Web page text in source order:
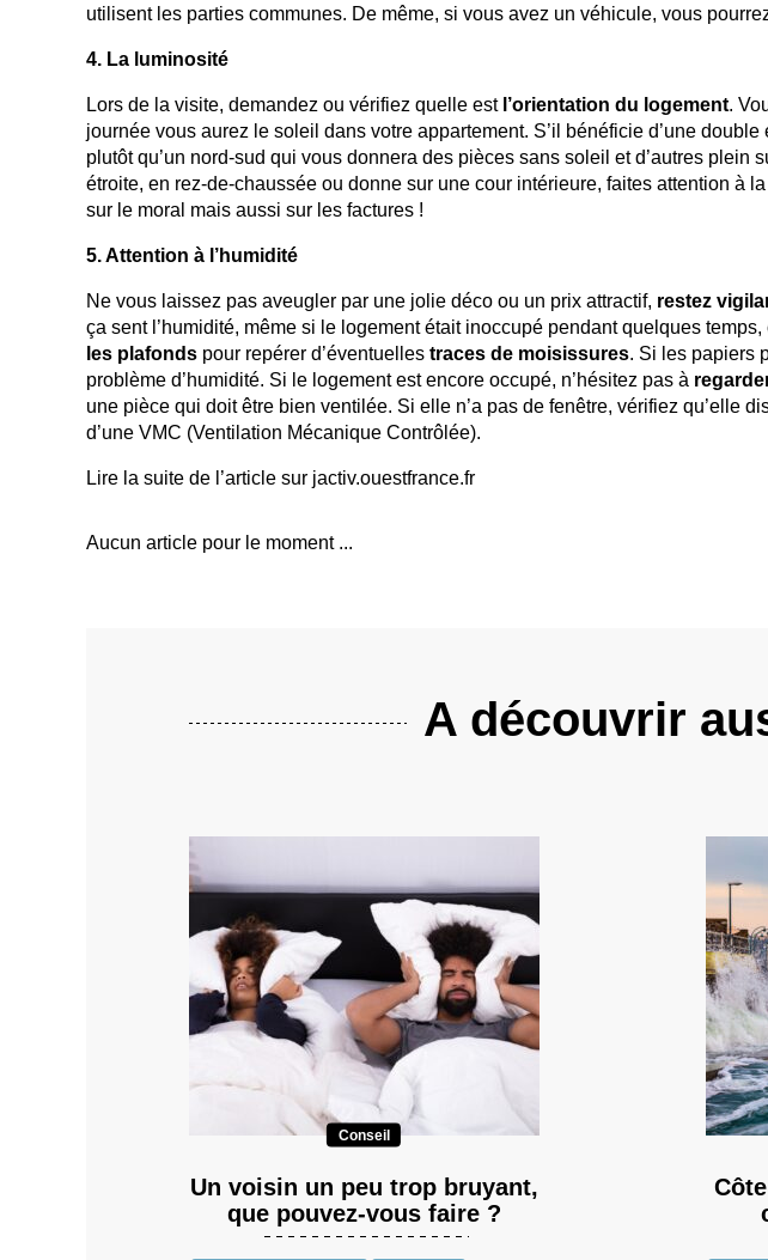
utilisent les parties communes. De même, si vous avez un véhicule, vous
4. La luminosité
Lors de la visite, demandez ou vérifiez quelle est l’orientation du logement.
journée vous aurez le soleil dans votre appartement. S’il bénéficie d’une
plutôt qu’un nord-sud qui vous donnera des pièces sans soleil et d’autres plein
étroite, en rez-de-chaussée ou donne sur une cour intérieure, faites attention à
sur le moral mais aussi sur les factures !
5. Attention à l’humidité
Ne vous laissez pas aveugler par une jolie déco ou un prix attractif, restez
ça sent l’humidité, même si le logement était inoccupé pendant quelques temps,
les plafonds pour repérer d’éventuelles traces de moisissures. Si les papiers
problème d’humidité. Si le logement est encore occupé, n’hésitez pas à
une pièce qui doit être bien ventilée. Si elle n’a pas de fenêtre, vérifiez qu’elle
d’une VMC (Ventilation Mécanique Contrôlée).
Lire la suite de l’article sur jactiv.ouestfrance.fr
Aucun article pour le moment ...
A découvrir
Conseil
Un voisin un peu trop bruyant,
que pouvez-vous faire ?